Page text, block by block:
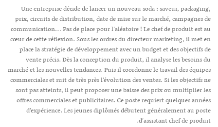
Une entreprise décide de lancer un nouveau soda : saveur, packaging,
prix, circuits de distribution, date de mise sur le marché, campagnes de
communication… Pas de place pour l’aléatoire ! Le chef de produit est au
cœur de cette réflexion. Sous les ordres du directeur marketing, il met en
place la stratégie de développement avec un budget et des objectifs de
vente précis. Dès la conception du produit, il analyse les besoins du
marché et les nouvelles tendances. Puis il coordonne le travail des équipes
commerciales et suit de très près l’évolution des ventes. Si les objectifs ne
sont pas atteints, il peut proposer une baisse des prix ou multiplier les
offres commerciales et publicitaires. Ce poste requiert quelques années
d’expérience. Les jeunes diplômés débutent généralement au poste
d’assistant chef de produit.